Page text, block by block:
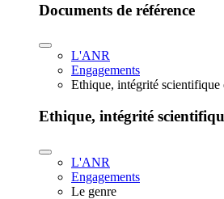
Documents de référence
L'ANR
Engagements
Ethique, intégrité scientifique
Ethique, intégrité
L'ANR
Engagements
Le genre